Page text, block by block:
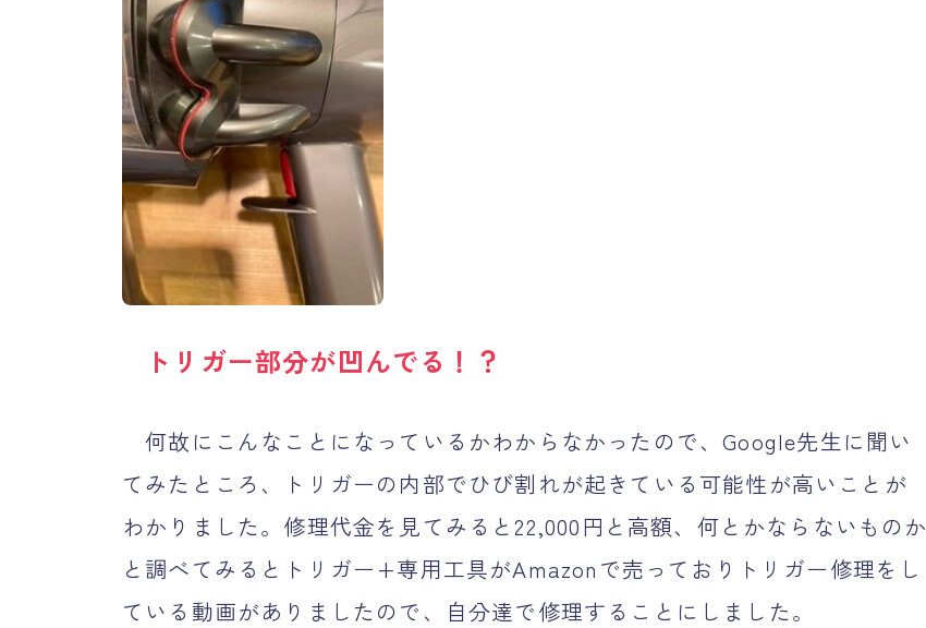
トリガー部分が凹んでる！？
何故にこんなことになっているかわからなかったので、Google先生に聞い
てみたところ、トリガーの内部でひび割れが起きている可能性が高いことが
わかりました。修理代金を見てみると22,000円と高額、何とかならないものか
と調べてみるとトリガー+専用工具がAmazonで売っておりトリガー修理をし
ている動画がありましたので、自分達で修理することにしました。